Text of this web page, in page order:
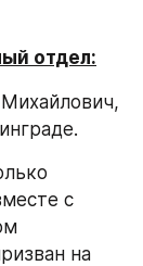
отдел:
с
на